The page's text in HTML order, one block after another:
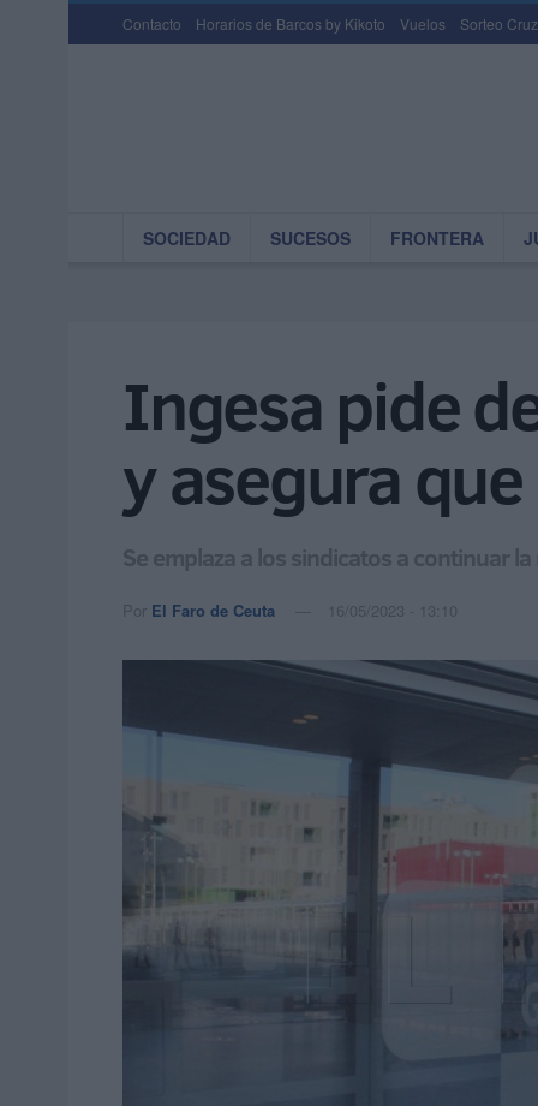
Contacto Horarios de Barcos by Kikoto Vuelos Sorteo
SOCIEDAD SUCESOS FRONTERA
Ingesa pide
y asegura
Se emplaza a los sindicatos a continuar
Por El Faro de Ceuta 16/05/2023 - 13:10